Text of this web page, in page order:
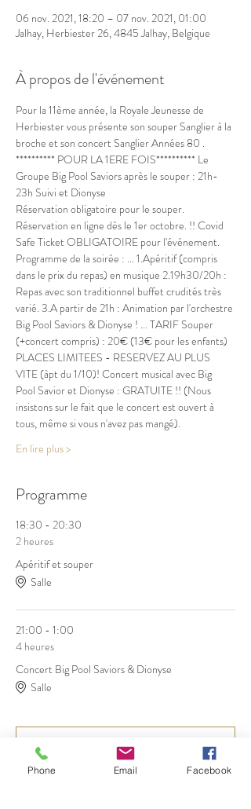
06 nov. 2021, 18:20 – 07 nov. 2021, 01:00
Jalhay, Herbiester 26, 4845 Jalhay, Belgique
À propos de l'événement
Pour la 11ème année, la Royale Jeunesse de
Herbiester vous présente son souper Sanglier à la
broche et son concert Sanglier Années 80 .
********** POUR LA 1ERE FOIS********** Le
Groupe Big Pool Saviors après le souper : 21h-
23h Suivi et Dionyse
Réservation obligatoire pour le souper.
Réservation en ligne dès le 1er octobre. !! Covid
Safe Ticket OBLIGATOIRE pour l'événement.
Programme de la soirée : ... 1.Apéritif (compris
dans le prix du repas) en musique 2.19h30/20h :
Repas avec son traditionnel buffet crudités très
varié. 3.A partir de 21h : Animation par l'orchestre
Big Pool Saviors & Dionyse ! ... TARIF Souper
(+concert compris) : 20€ (13€ pour les enfants)
PLACES LIMITEES - RESERVEZ AU PLUS
VITE (àpt du 1/10)! Concert musical avec Big
Pool Savior et Dionyse : GRATUITE !! (Nous
insistons sur le fait que le concert est ouvert à
tous, même si vous n'avez pas mangé).
En lire plus >
Programme
18:30 - 20:30
2 heures
Apéritif et souper
Salle
21:00 - 1:00
4 heures
Concert Big Pool Saviors & Dionyse
Salle
Tout voir
Phone Email Facebook